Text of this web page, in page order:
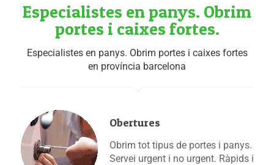
Especialistes en panys. Obrim
portes i caixes fortes.
Especialistes en panys. Obrim portes i caixes fortes
en província barcelona
Obertures
Obrim tot tipus de portes i panys.
Servei urgent i no urgent. Ràpids i